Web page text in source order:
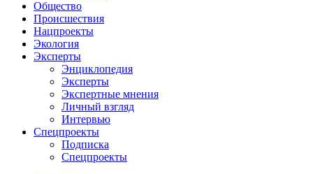
Общество
Происшествия
Нацпроекты
Экология
Эксперты
Энциклопедия
Эксперты
Экспертные мнения
Личный взгляд
Интервью
Спецпроекты
Подписка
Спецпроекты